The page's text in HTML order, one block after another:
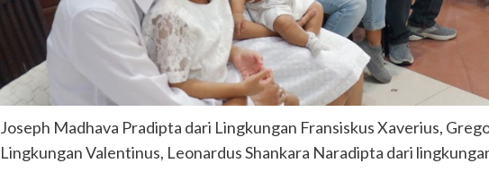
Joseph Madhava Pradipta dari Lingkungan Fransiskus Xaverius,
Lingkungan Valentinus, Leonardus Shankara Naradipta dari